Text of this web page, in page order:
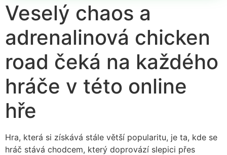
Veselý chaos a
adrenalinová chicken
road čeká na každého
hráče v této online
hře
Hra, která si získává stále větší popularitu, je ta, kde se
hráč stává chodcem, který doprovází slepici přes